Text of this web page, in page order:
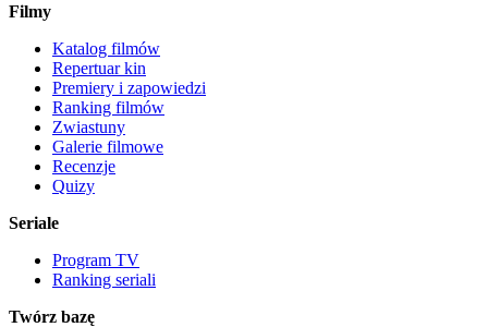
Filmy
Katalog filmów
Repertuar kin
Premiery i zapowiedzi
Ranking filmów
Zwiastuny
Galerie filmowe
Recenzje
Quizy
Seriale
Program TV
Ranking seriali
Twórz bazę